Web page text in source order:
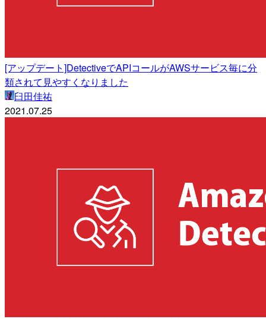
[アップデート]DetectiveでAPIコールがAWSサービス毎に分
類されて見やすくなりました
臼田佳祐
2021.07.25